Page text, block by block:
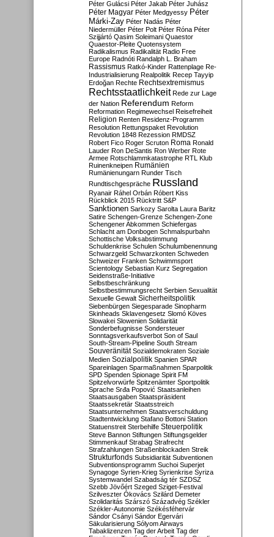
Péter Gulácsi Péter Jakab Péter Juhász
Péter Magyar Péter Medgyessy Péter
Márki-Zay Péter Nadás Péter
Niedermüller Péter Polt Péter Róna Péter
Szijjártó Qasim Soleimani Quaestor
Quaestor-Pleite Quotensystem
Radikalismus Radikalität Radio Free
Europe Radnóti Randalph L. Braham
Rassismus Ratkó-Kinder Rattenplage Re-
Industrialisierung Realpolitik Recep Tayyip
Erdoğan Rechte Rechtsextremismus
Rechtsstaatlichkeit Rede zur Lage
der Nation Referendum Reform
Reformation Regimewechsel Reisefreiheit
Religion Renten Residenz-Programm
Resolution Rettungspaket Revolution
Revolution 1848 Rezession RMDSZ
Robert Fico Roger Scruton Roma Ronald
Lauder Ron DeSantis Ron Werber Rote
Armee Rotschlammkatastrophe RTL Klub
Ruinenkneipen Rumänien
Rumänienungarn Runder Tisch
Rundtischgespräche Russland
Ryanair Ráhel Orbán Róbert Kiss
Rückblick 2015 Rücktritt S&P
Sanktionen Sarkozy Sarolta Laura Baritz
Satire Schengen-Grenze Schengen-Zone
Schengener Abkommen Schiefergas
Schlacht am Donbogen Schmalspurbahn
Schottische Volksabstimmung
Schuldenkrise Schulen Schulumbenennung
Schwarzgeld Schwarzkonten Schweden
Schweizer Franken Schwimmsport
Scientology Sebastian Kurz Segregation
Seidenstraße-Initiative
Selbstbeschränkung
Selbstbestimmungsrecht Serbien Sexualität
Sexuelle Gewalt Sicherheitspolitik
Siebenbürgen Siegesparade Sinopharm
Skinheads Sklavengesetz Slomó Köves
Slowakei Slowenien Solidarität
Sonderbefugnisse Sondersteuer
Sonntagsverkaufsverbot Son of Saul
South-Stream-Pipeline South Stream
Souveränität Sozialdemokraten Soziale
Medien Sozialpolitik Spanien SPAR
Spareinlagen Sparmaßnahmen Sparpolitik
SPD Spenden Spionage Spirit FM
Spitzelvorwürfe Spitzenämter Sportpolitik
Sprache Srđa Popović Staatsanleihen
Staatsausgaben Staatspräsident
Staatssekretär Staatsstreich
Staatsunternehmen Staatsverschuldung
Stadtentwicklung Stafano Bottoni Station
Statuenstreit Sterbehilfe Steuerpolitik
Steve Bannon Stiftungen Stiftungsgelder
Stimmenkauf Strabag Strafrecht
Strafzahlungen Straßenblockaden Streik
Strukturfonds Subsidiarität Subventionen
Subventionsprogramm Suchoi Superjet
Synagoge Syrien-Krieg Syrienkrise Syriza
Systemwandel Szabadság tér SZDSZ
Szebb Jövőért Szeged Sziget-Festival
Szilveszter Ókovács Szilárd Demeter
Szolidaritás Szárszó Századvég Székler
Székler-Autonomie Székésféhervár
Sándor Csányi Sándor Egervári
Säkularisierung Sólyom Airways
Tabaklizenzen Tag der Arbeit Tag der